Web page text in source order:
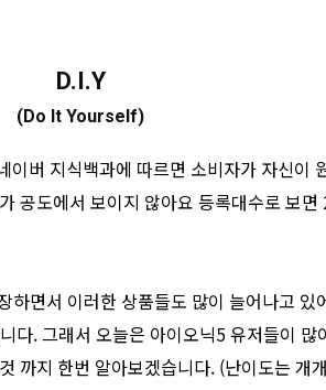
D.I.Y
(Do It Yourself)
버 지식백과에 따르면 소비자가 자신이
공도에서 보이지 않아요 등록대수로 보
면서 이러한 상품들도 많이 늘어나고
. 그래서 오늘은 아이오닉5 유저들이
까지 한번 알아보겠습니다. (난이도는 개